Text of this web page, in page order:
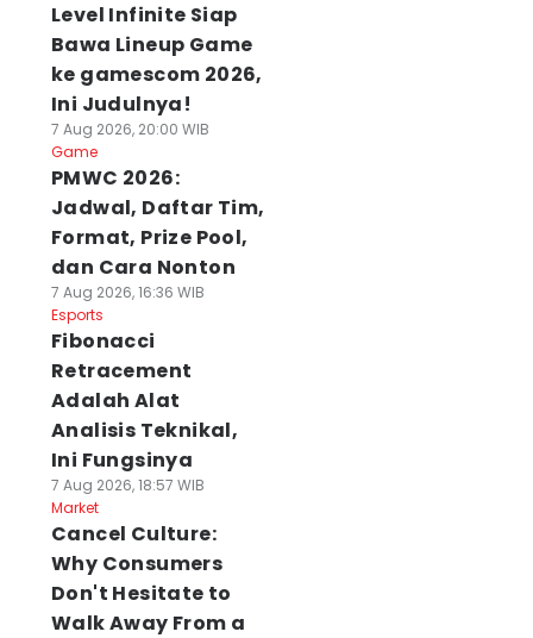
Level Infinite Siap
Bawa Lineup Game
ke gamescom 2026,
Ini Judulnya!
7 Aug 2026, 20:00 WIB
Game
PMWC 2026:
Jadwal, Daftar Tim,
Format, Prize Pool,
dan Cara Nonton
7 Aug 2026, 16:36 WIB
Esports
Fibonacci
Retracement
Adalah Alat
Analisis Teknikal,
Ini Fungsinya
7 Aug 2026, 18:57 WIB
Market
Cancel Culture:
Why Consumers
Don't Hesitate to
Walk Away From a